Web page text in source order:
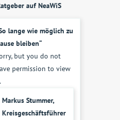
auf NeaWiS
lange wie möglich zu
bleiben“
but you do not
permission to view
Markus Stummer,
Kreisgeschäftsführer